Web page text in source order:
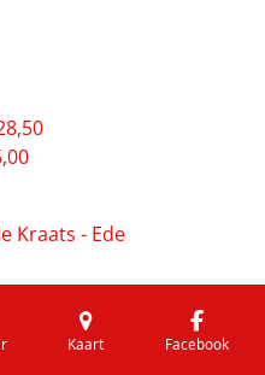
Kraats - Ede
Kaart Facebook